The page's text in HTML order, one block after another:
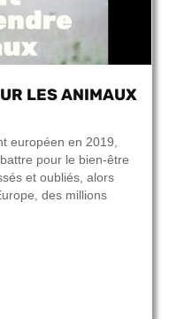
LES ANIMAUX
européen en 2019,
pour le bien-être
et oubliés, alors
des millions